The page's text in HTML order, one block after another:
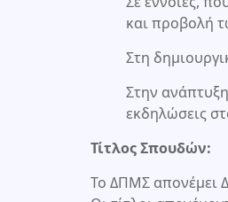
και προβολή
Στη
Στην
εκδηλώσεις
Τίτλος Σπουδών:
Το ΔΠΜΣ απονέμει